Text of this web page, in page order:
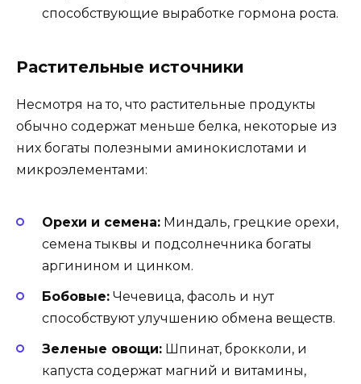
способствующие выработке гормона роста.
Растительные источники
Несмотря на то, что растительные продукты
обычно содержат меньше белка, некоторые из
них богаты полезными аминокислотами и
микроэлементами:
Орехи и семена: Миндаль, грецкие орехи,
семена тыквы и подсолнечника богаты
аргинином и цинком.
Бобовые: Чечевица, фасоль и нут
способствуют улучшению обмена веществ.
Зеленые овощи: Шпинат, брокколи, и
капуста содержат магний и витамины,